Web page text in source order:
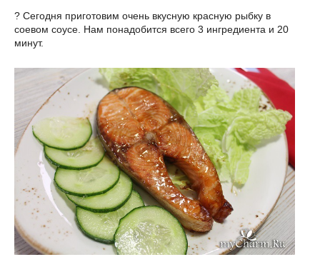
? Сегодня приготовим очень вкусную красную рыбку в
соевом соусе. Нам понадобится всего 3 ингредиента и 20
минут.